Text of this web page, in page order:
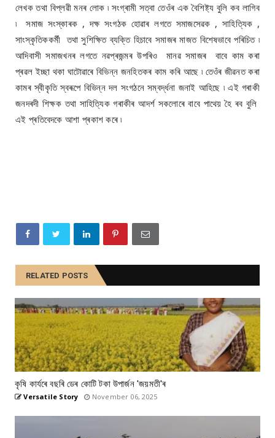
লেখক তথা বিপ্লৱী মনৰ লোক ৷ সংগ্ৰামী সত্বা তেওঁৰ এক বৈশিষ্ট্য বুলি কব লাগিব
৷ সমাজ সংস্কাৰক , দক্ষ সংগঠক হোৱাৰ লগতে সমাজসেৱক , সাহিত্যিক ,
সাংস্কৃতিককৰ্মী তথা সুশিক্ষিত ব্যক্তি হিচাবে সমাজৰ মাজত বিশেষভাবে পৰিচিত ৷
আদিবাসী সমাজখনৰ লগতে নৱপ্ৰজন্মৰ উপৰিও মানৱ সমাজৰ বাবে কাম কৰা
প্ৰৱল ইচ্ছা থকা ঘাটোৱাৰে বিভিন্ন জনহিতকৰ কাম কৰি আছে ৷ তেওঁৰ জীৱনত কৰা
কামৰ স্বীকৃতি স্বৰূপে বিভিন্ন দল সংগঠনে সম্বৰ্দ্ধনা জনাই আহিছে ৷ এই গৰাকী
জনদৰদী শিক্ষক তথা সাহিত্যিক গৰাকীৰ আদৰ্শ সকলোৰে বাবে পাথেয় হৈ ৰব বুলি
এই প্ৰতিবেদকে আশা প্ৰকাশ কৰে ৷
RELATED POSTS
কৃষি কাৰ্যৰে বছৰি ডেৰ কোটি টকা উপার্জন 'জয়মতী'ৰ
Versatile Story November 06, 2025